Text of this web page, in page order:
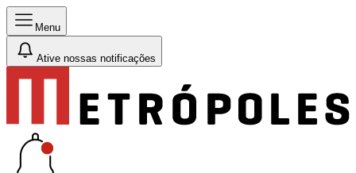
Menu
Ative nossas notificações